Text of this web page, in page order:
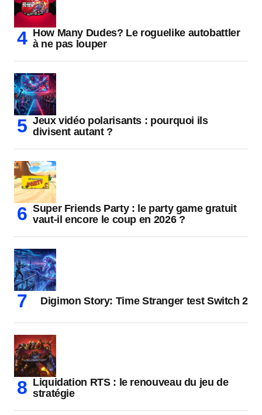
How Many Dudes? Le roguelike autobattler
à ne pas louper
Jeux vidéo polarisants : pourquoi ils
divisent autant ?
Super Friends Party : le party game gratuit
vaut-il encore le coup en 2026 ?
Digimon Story: Time Stranger test Switch 2
Liquidation RTS : le renouveau du jeu de
stratégie